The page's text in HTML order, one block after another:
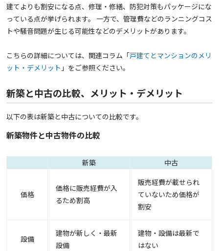
建てよりも割安になる点、修理・修繕、防犯対策もパッケージにな
っている点が挙げられます。 一方で、管理費などのランニングコス
トや騒音問題が生じる可能性などのデメリットがあります。
こちらの詳細については、関連コラム「戸建てとマンションのメリ
ット・デメリット 」をご参照ください。
新築と中古の比較、メリット・デメリット
以下の表は新築と中古についての比較です。
新築物件と中古物件の比較
新築 中古
価格
価格に販売経費が入
るため割高
販売経費が載せられ
ていないため価格が
割安
設備
建物が新しく・最新
設備
建物・設備は最新で
はない